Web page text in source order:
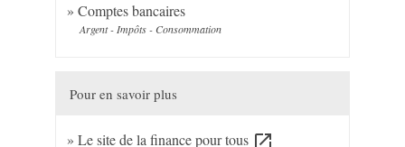
Comptes bancaires
Argent - Impôts - Consommation
Pour en savoir plus
Le site de la finance pour tous open_in_new